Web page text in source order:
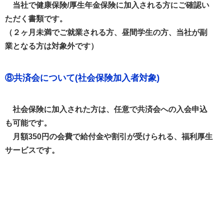
当社で健康保険/厚生年金保険に加入される方にご確認い
ただく書類です。
（２ヶ月未満でご就業される方、昼間学生の方、当社が副
業となる方は対象外です）
⑧共済会について(社会保険加入者対象)
社会保険に加入された方は、任意で共済会への入会申込
も可能です。
月額350円の会費で給付金や割引が受けられる、福利厚生
サービスです。